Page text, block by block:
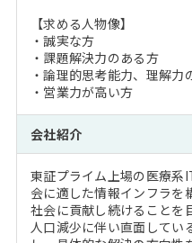
【求める人物像】
・誠実な方
・課題解決力のある方
・論理的思考能力、理解力
・営業力が高い方
会社紹介
東証プライム上場の医療系
会に適した情報インフラを
社会に貢献し続けることを
人口減少に伴い直面してい